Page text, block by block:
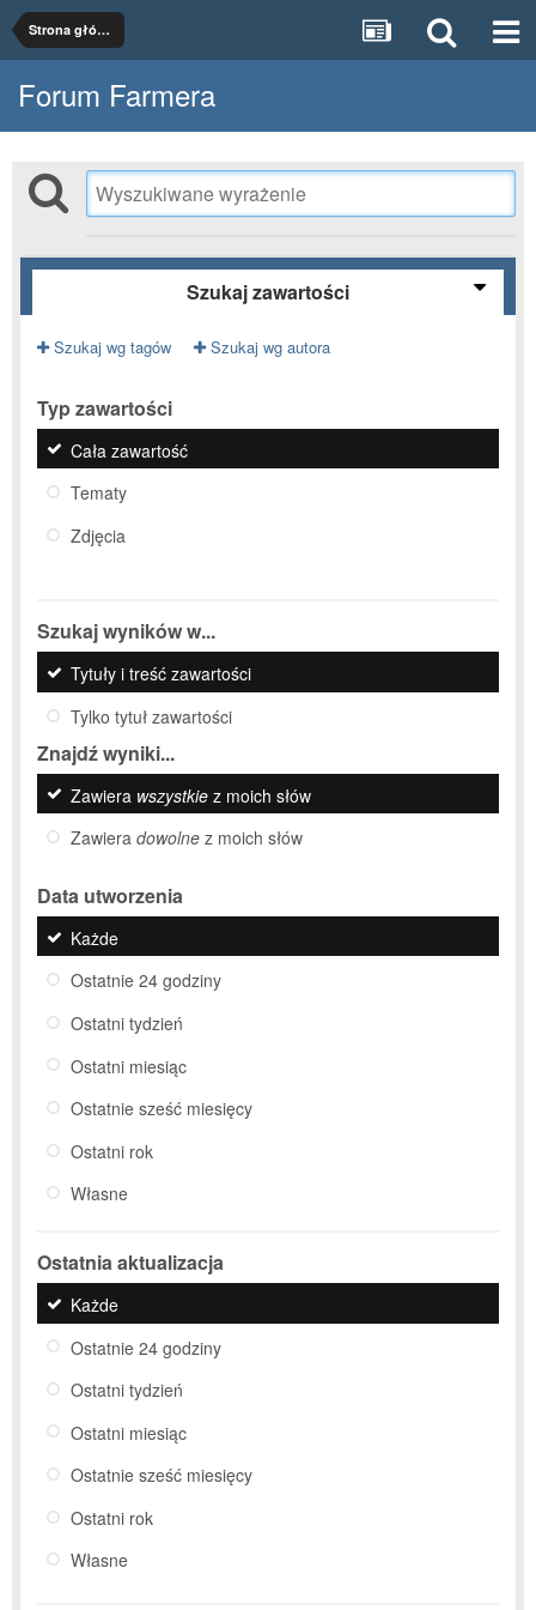
Strona główna
Forum Farmera
Szukaj zawartości
Szukaj wg tagów Szukaj wg autora
Typ zawartości
Cała zawartość
Tematy
Zdjęcia
Szukaj wyników w...
Tytuły i treść zawartości
Tylko tytuł zawartości
Znajdź wyniki...
Zawiera wszystkie z moich słów
Zawiera dowolne z moich słów
Data utworzenia
Każde
Ostatnie 24 godziny
Ostatni tydzień
Ostatni miesiąc
Ostatnie sześć miesięcy
Ostatni rok
Własne
Ostatnia aktualizacja
Każde
Ostatnie 24 godziny
Ostatni tydzień
Ostatni miesiąc
Ostatnie sześć miesięcy
Ostatni rok
Własne